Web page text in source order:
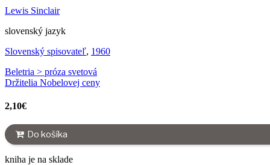
Lewis Sinclair
slovenský jazyk
Slovenský spisovateľ, 1960
Beletria > próza svetová
Držitelia Nobelovej ceny
2,10€
Do košíka
kniha je na sklade